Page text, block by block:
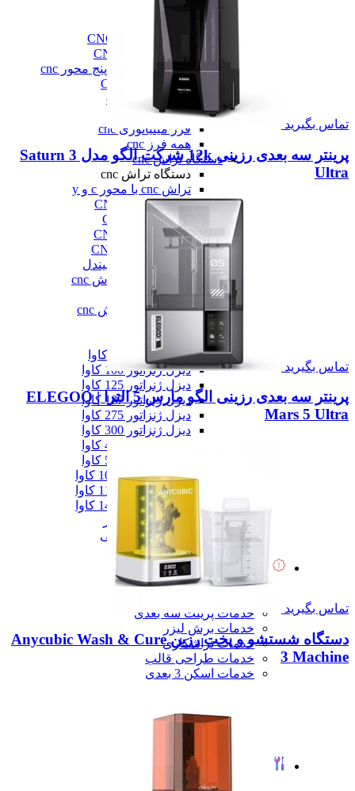
فرز افقی CNC
فرز بورینگ cnc
فرز دروازه ای CNC
فرز دنده زنی CNC
فرز سه، چهار و پنج محور cnc
فرز عمودی CNC
فرز معمولی cnc
فرز میل ترن
فرز مینیاتوری cnc
همه فرز cnc
دستگاه تراش cnc
دستگاه تراش cnc
تراش cnc با محور c و y
تراش بورینگ CNC
تراش افقی CNC
تراش سنگین CNC
تراش عمودی CNC
تراش مولتی اسپیندل
دستگاه طول تراش cnc
سری تراش cnc
همه دستگاه تراش cnc
دیزل ژنراتور
دیزل ژنراتور
دیزل ژنراتور 62 کاوا
دیزل ژنزاتور 100 کاوا
دیزل ژنراتور 125 کاوا
دیزل ژنراتور 187 کاوا
دیزل ژنزاتور 275 کاوا
دیزل ژنزاتور 300 کاوا
دیزل ژنزاتور 1000 کاوا
دیزل ژنزاتور 1100 کاوا
دیزل ژنزاتور 1400 کاوا
همه دیزل ژنراتور
همه ماشین آلات صنعتی
همه محصولات
خدمات
خدمات
خدمات پرینت سه بعدی
خدمات برش لیزر
خدمات تراشکاری
خدمات طراحی قالب
خدمات اسکن 3 بعدی
خدمات واترجت
تعمیرات
تماس بگیرید
پرینتر سه بعدی رزینی 12k شرکت الگو مدل Saturn 3
Ultra
تماس بگیرید
پرینتر سه بعدی رزینی الگو مارس 5 الترا | ELEGOO
Mars 5 Ultra
تماس بگیرید
دستگاه شستشو و پخت رزین Anycubic Wash & Cure
3 Machine